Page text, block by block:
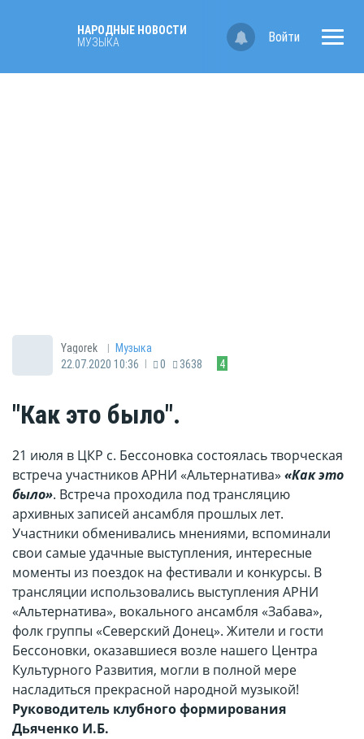
НАРОДНЫЕ НОВОСТИ
МУЗЫКА
Войти
Yagorek |
Музыка
22.07.2020 10:36 | 0 3638 4
"Как это было".
21 июля в ЦКР с. Бессоновка состоялась творческая
встреча участников АРНИ «Альтернатива» «Как это
было». Встреча проходила под трансляцию
архивных записей ансамбля прошлых лет.
Участники обменивались мнениями, вспоминали
свои самые удачные выступления, интересные
моменты из поездок на фестивали и конкурсы. В
трансляции использовались выступления АРНИ
«Альтернатива», вокального ансамбля «Забава»,
фолк группы «Северский Донец». Жители и гости
Бессоновки, оказавшиеся возле нашего Центра
Культурного Развития, могли в полной мере
насладиться прекрасной народной музыкой!
Руководитель клубного формирования
Дьяченко И.Б.